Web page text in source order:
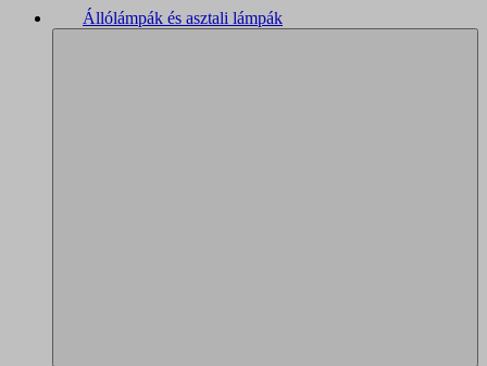
Állólámpák és asztali lámpák